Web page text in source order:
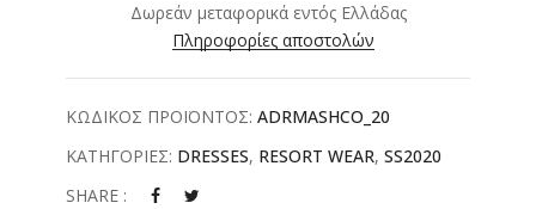
Δωρεάν μεταφορικά εντός Ελλάδας
Πληροφορίες αποστολών
ΚΩΔΙΚΟΣ ΠΡΟΪΟΝΤΟΣ: ADRMASHCO_20
ΚΑΤΗΓΟΡΙΕΣ: DRESSES, RESORT WEAR, SS2020
SHARE :